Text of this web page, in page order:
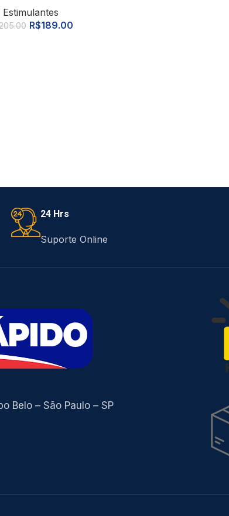
Estimulantes
R$189.00
24 Hrs
Suporte Online
Belo – São Paulo – SP